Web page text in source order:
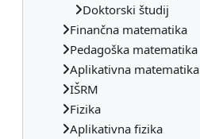
Doktorski študij
Finančna matematika
Pedagoška matematika
Aplikativna matematika
IŠRM
Fizika
Aplikativna fizika